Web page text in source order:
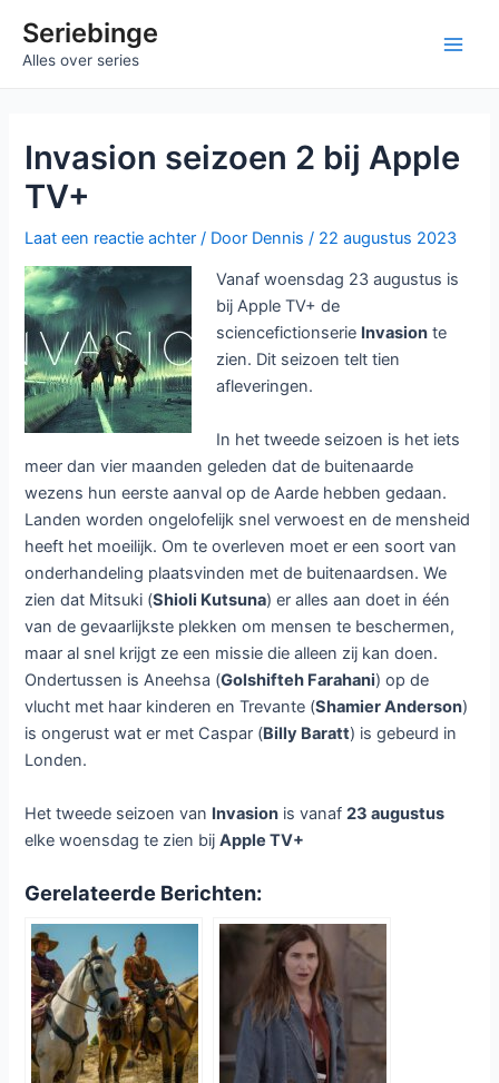
naarSeriebinge
Alles over series
Invasion seizoen 2 bij Apple
TV+
Laat een reactie achter / Door Dennis/ 22 augustus 2023
Vanaf woensdag 23 augustus is
bij Apple TV+ de
sciencefictionserie Invasion te
zien. Dit seizoen telt tien
afleveringen.
In het tweede seizoen is het iets
meer dan vier maanden geleden dat de buitenaarde
wezens hun eerste aanval op de Aarde hebben gedaan.
Landen worden ongelofelijk snel verwoest en de mensheid
heeft het moeilijk. Om te overleven moet er een soort van
onderhandeling plaatsvinden met de buitenaardsen. We
zien dat Mitsuki (Shioli Kutsuna) er alles aan doet in één
van de gevaarlijkste plekken om mensen te beschermen,
maar al snel krijgt ze een missie die alleen zij kan doen.
Ondertussen is Aneehsa (Golshifteh Farahani) op de
vlucht met haar kinderen en Trevante (Shamier Anderson)
is ongerust wat er met Caspar (Billy Baratt) is gebeurd in
Londen.
Het tweede seizoen van Invasion is vanaf23 augustus
elke woensdag te zien bijApple TV+
Gerelateerde Berichten: